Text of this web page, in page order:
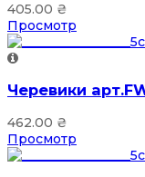
405.00 ₴
Просмотр
Черевики
462.00 ₴
Просмотр